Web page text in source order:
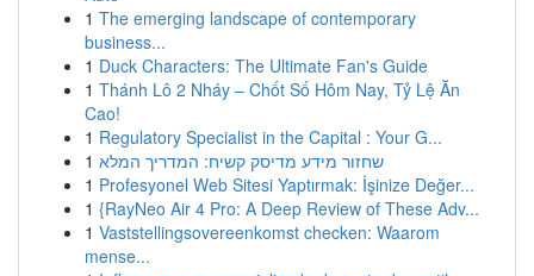
1 The emerging landscape of contemporary
business...
1 Duck Characters: The Ultimate Fan's Guide
1 Thánh Lô 2 Nháy – Chốt Số Hôm Nay, Tỷ Lệ Ăn
Cao!
1 Regulatory Specialist in the Capital : Your G...
1 שחזור מידע מדיסק קשיח: המדריך המלא
1 Profesyonel Web Sitesi Yaptırmak: İşinize Değer...
1 {RayNeo Air 4 Pro: A Deep Review of These Adv...
1 Vaststellingsovereenkomst checken: Waarom
mense...